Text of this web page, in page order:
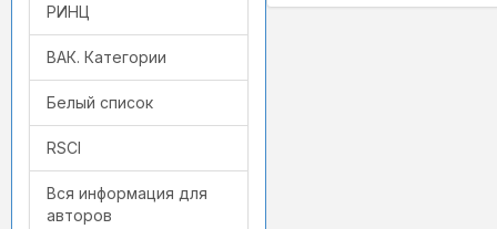
РИНЦ
ВАК. Категории
Белый список
RSCI
Вся информация для
авторов